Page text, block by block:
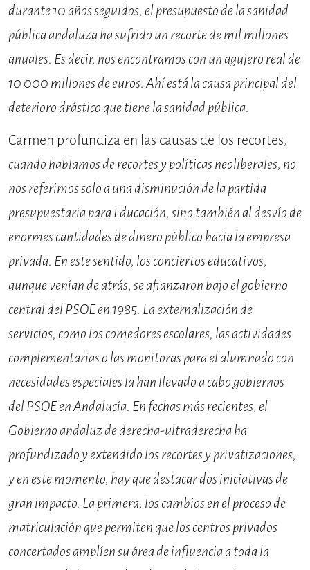
durante 10 años seguidos, el presupuesto de la sanidad
pública andaluza ha sufrido un recorte de mil millones
anuales. Es decir, nos encontramos con un agujero real de
10 000 millones de euros. Ahí está la causa principal del
deterioro drástico que tiene la sanidad pública.
Carmen profundiza en las causas de los recortes,
cuando hablamos de recortes y políticas neoliberales, no
nos referimos solo a una disminución de la partida
presupuestaria para Educación, sino también al desvío de
enormes cantidades de dinero público hacia la empresa
privada. En este sentido, los conciertos educativos,
aunque venían de atrás, se afianzaron bajo el gobierno
central del PSOE en 1985. La externalización de
servicios, como los comedores escolares, las actividades
complementarias o las monitoras para el alumnado con
necesidades especiales la han llevado a cabo gobiernos
del PSOE en Andalucía. En fechas más recientes, el
Gobierno andaluz de derecha-ultraderecha ha
profundizado y extendido los recortes y privatizaciones,
y en este momento, hay que destacar dos iniciativas de
gran impacto. La primera, los cambios en el proceso de
matriculación que permiten que los centros privados
concertados amplíen su área de influencia a toda la